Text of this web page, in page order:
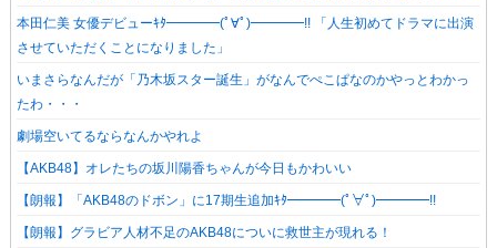
本田仁美 女優デビューｷﾀ━━━━(ﾟ∀ﾟ)━━━━!! 「人生初めてドラマに出演
させていただくことになりました」
いまさらなんだが「乃木坂スター誕生」がなんでぺこぱなのかやっとわかっ
たわ・・・
劇場空いてるならなんかやれよ
【AKB48】オレたちの坂川陽香ちゃんが今日もかわいい
【朗報】「AKB48のドボン」に17期生追加ｷﾀ━━━━(ﾟ∀ﾟ)━━━━!!
【朗報】グラビア人材不足のAKB48についに救世主が現れる！